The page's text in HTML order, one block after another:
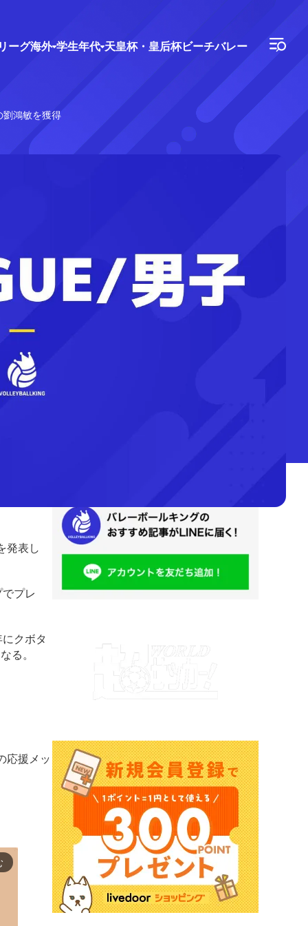
ーグ海外 学生年代 天皇杯・皇后杯ビーチバレー
劉鴻敏を獲得
発表し
プレ
クボタ
る。
応援メッ